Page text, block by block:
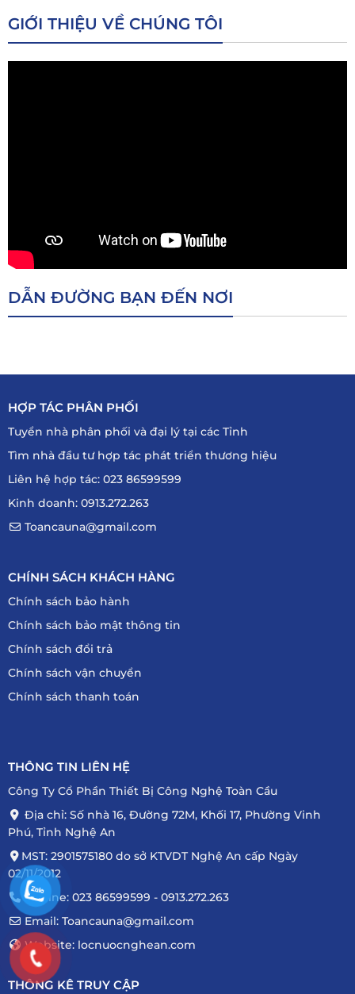
GIỚI THIỆU VỀ CHÚNG TÔI
DẪN ĐƯỜNG BẠN ĐẾN NƠI
HỢP TÁC PHÂN PHỐI
Tuyển nhà phân phối và đại lý tại các Tỉnh
Tìm nhà đầu tư hợp tác phát triển thương hiệu
Liên hệ hợp tác: 023 86599599
Kinh doanh: 0913.272.263
Toancauna@gmail.com
CHÍNH SÁCH KHÁCH HÀNG
Chính sách bảo hành
Chính sách bảo mật thông tin
Chính sách đổi trả
Chính sách vận chuyển
Chính sách thanh toán
THÔNG TIN LIÊN HỆ
Công Ty Cổ Phần Thiết Bị Công Nghệ Toàn Cầu
Địa chỉ: Số nhà 16, Đường 72M, Khối 17, Phường Vinh
Phú, Tỉnh Nghệ An
MST: 2901575180 do sở KTVDT Nghệ An cấp Ngày
02/11/2012
Hotline: 023 86599599 - 0913.272.263
Email: Toancauna@gmail.com
Website: locnuocnghean.com
THÔNG KÊ TRUY CẬP